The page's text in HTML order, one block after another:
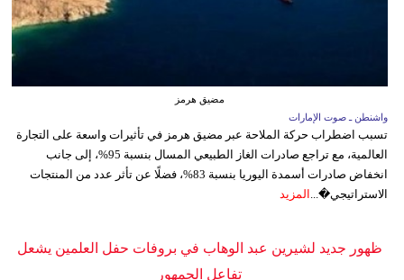
مضيق هرمز
واشنطن ـ صوت الإمارات
تسبب اضطراب حركة الملاحة عبر مضيق هرمز في تأثيرات واسعة على التجارة
العالمية، مع تراجع صادرات الغاز الطبيعي المسال بنسبة 95%، إلى جانب
انخفاض صادرات أسمدة اليوريا بنسبة 83%، فضلًا عن تأثر عدد من المنتجات
الاستراتيجي�... المزيد
ظهور جديد لشيرين عبد الوهاب في بروفات حفل العلمين يشعل
تفاعل الجمهور